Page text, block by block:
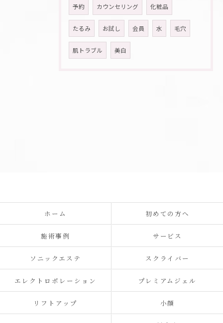
予約 カウンセリング 化粧品
たるみ お試し 会員 水 毛穴
肌トラブル 美白
ホーム 初めての方へ
施術事例 サービス
ソニックエステ スクライバー
エレクトロポレーション プレミアムジェル
リフトアップ 小顔